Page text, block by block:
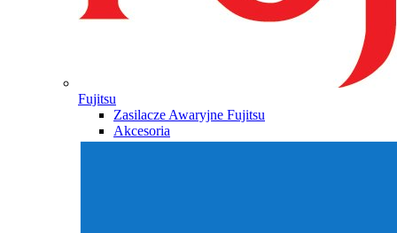
Fujitsu
Zasilacze Awaryjne Fujitsu
Akcesoria